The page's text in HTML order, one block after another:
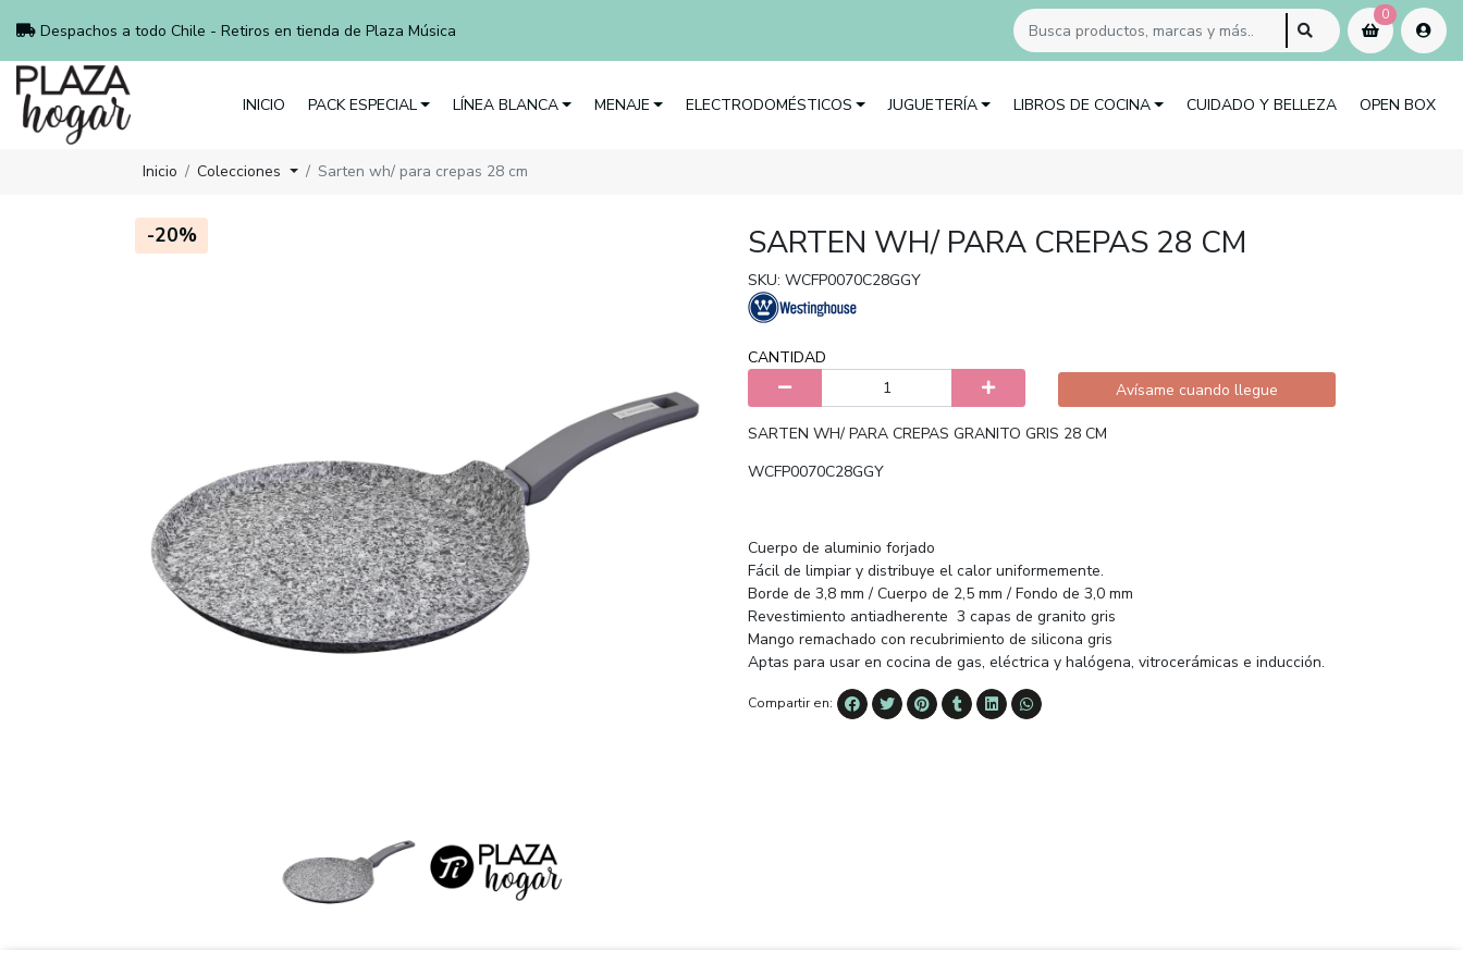
Despachos a todo Chile - Retiros en tienda de Plaza Música
0
INICIO PACK ESPECIAL LÍNEA BLANCA MENAJE ELECTRODOMÉSTICOS JUGUETERÍA LIBROS DE COCINA CUIDADO Y BELLEZA OPEN BOX
Inicio Colecciones Sarten wh/ para crepas 28 cm
-20% SARTEN WH/ PARA CREPAS 28 CM
SKU: WCFP0070C28GGY
CANTIDAD
Avísame cuando llegue
SARTEN WH/ PARA CREPAS GRANITO GRIS 28 CM
WCFP0070C28GGY
Cuerpo de aluminio forjado
Fácil de limpiar y distribuye el calor uniformemente.
Borde de 3,8 mm / Cuerpo de 2,5 mm / Fondo de 3,0 mm
Revestimiento antiadherente 3 capas de granito gris
Mango remachado con recubrimiento de silicona gris
Aptas para usar en cocina de gas, eléctrica y halógena, vitrocerámicas e inducción.
Compartir en: